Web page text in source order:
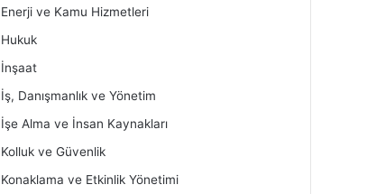
Enerji ve Kamu Hizmetleri
Hukuk
İnşaat
İş, Danışmanlık ve Yönetim
İşe Alma ve İnsan Kaynakları
Kolluk ve Güvenlik
Konaklama ve Etkinlik Yönetimi